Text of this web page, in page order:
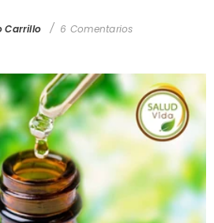
Carrillo 6 Comentarios